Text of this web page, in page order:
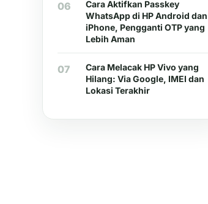
06
Cara Aktifkan Passkey
WhatsApp di HP Android dan
iPhone, Pengganti OTP yang
Lebih Aman
07
Cara Melacak HP Vivo yang
Hilang: Via Google, IMEI dan
Lokasi Terakhir